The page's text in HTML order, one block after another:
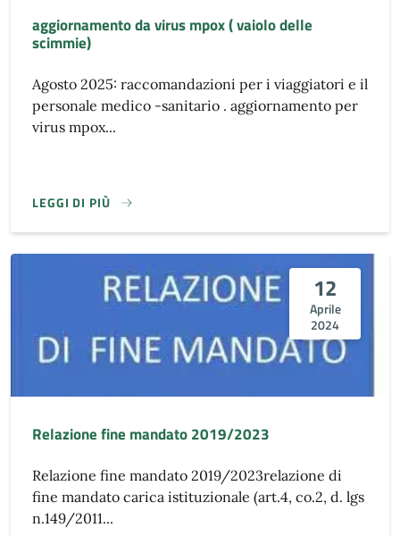
aggiornamento da virus mpox ( vaiolo delle
scimmie)
Agosto 2025: raccomandazioni per i viaggiatori e il
personale medico -sanitario . aggiornamento per
virus mpox...
LEGGI DI PIÙ
12
Aprile
2024
Relazione fine mandato 2019/2023
Relazione fine mandato 2019/2023relazione di
fine mandato carica istituzionale (art.4, co.2, d. lgs
n.149/2011...